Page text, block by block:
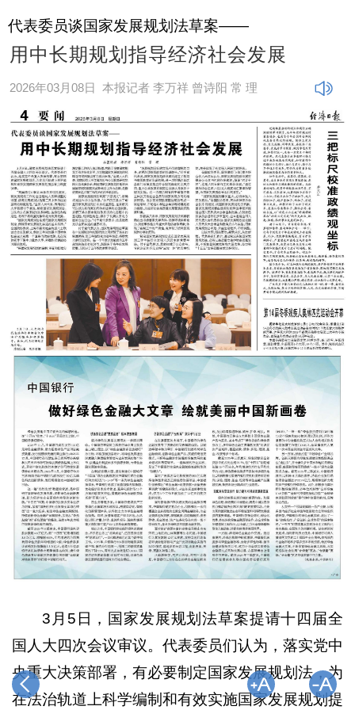
代表委员谈国家发展规划法草案——
用中长期规划指导经济社会发展
2026年03月08日 本报记者 李万祥 曾诗阳 常 理
3月5日，国家发展规划法草案提请十四届全
国人大四次会议审议。代表委员们认为，落实党中
央重大决策部署，有必要制定国家发展规划法，为
在法治轨道上科学编制和有效实施国家发展规划提